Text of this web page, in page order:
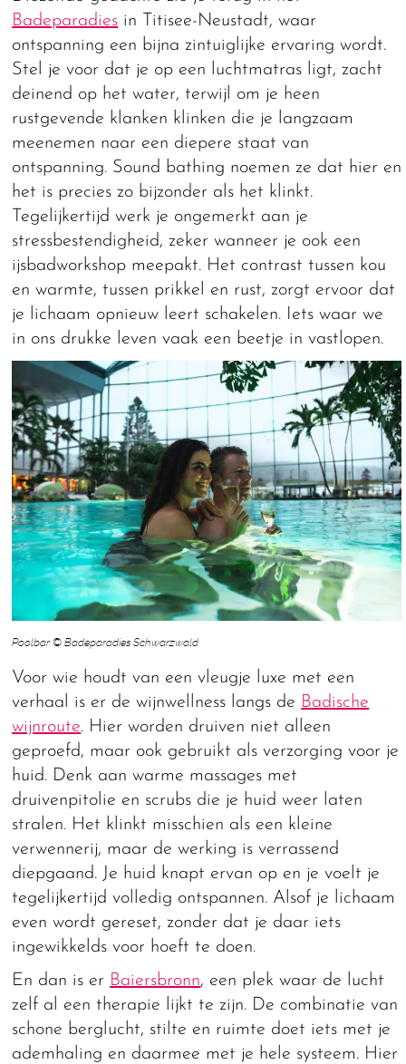
Badeparadies in Titisee-Neustadt, waar
ontspanning een bijna zintuiglijke ervaring wordt.
Stel je voor dat je op een luchtmatras ligt, zacht
deinend op het water, terwijl om je heen
rustgevende klanken klinken die je langzaam
meenemen naar een diepere staat van
ontspanning. Sound bathing noemen ze dat hier en
het is precies zo bijzonder als het klinkt.
Tegelijkertijd werk je ongemerkt aan je
stressbestendigheid, zeker wanneer je ook een
ijsbadworkshop meepakt. Het contrast tussen kou
en warmte, tussen prikkel en rust, zorgt ervoor dat
je lichaam opnieuw leert schakelen. Iets waar we
in ons drukke leven vaak een beetje in vastlopen.
Poolbar © Badeparadies Schwarzwald
Voor wie houdt van een vleugje luxe met een
verhaal is er de wijnwellness langs de Badische
wijnroute. Hier worden druiven niet alleen
geproefd, maar ook gebruikt als verzorging voor je
huid. Denk aan warme massages met
druivenpitolie en scrubs die je huid weer laten
stralen. Het klinkt misschien als een kleine
verwennerij, maar de werking is verrassend
diepgaand. Je huid knapt ervan op en je voelt je
tegelijkertijd volledig ontspannen. Alsof je lichaam
even wordt gereset, zonder dat je daar iets
ingewikkelds voor hoeft te doen.
En dan is er Baiersbronn, een plek waar de lucht
zelf al een therapie lijkt te zijn. De combinatie van
schone berglucht, stilte en ruimte doet iets met je
ademhaling en daarmee met je hele systeem. Hier